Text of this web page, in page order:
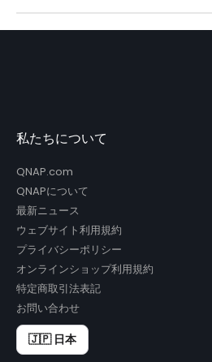
私たちについて
QNAP.com
QNAPについて
最新ニュース
ウェブサイト利用規約
プライバシーポリシー
オンラインショップ利用規約
特定商取引法表記
お問い合わせ
🇯🇵 日本